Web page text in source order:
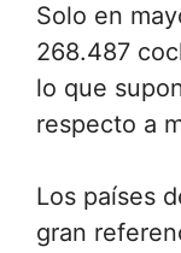
Solo en
268.487
lo que
respecto a
Los países
gran